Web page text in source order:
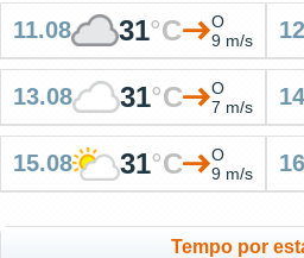
11.08 31°C
O
9 m/s
13.08 31°C
O
7 m/s
15.08 31°C
O
9 m/s
Tempo por